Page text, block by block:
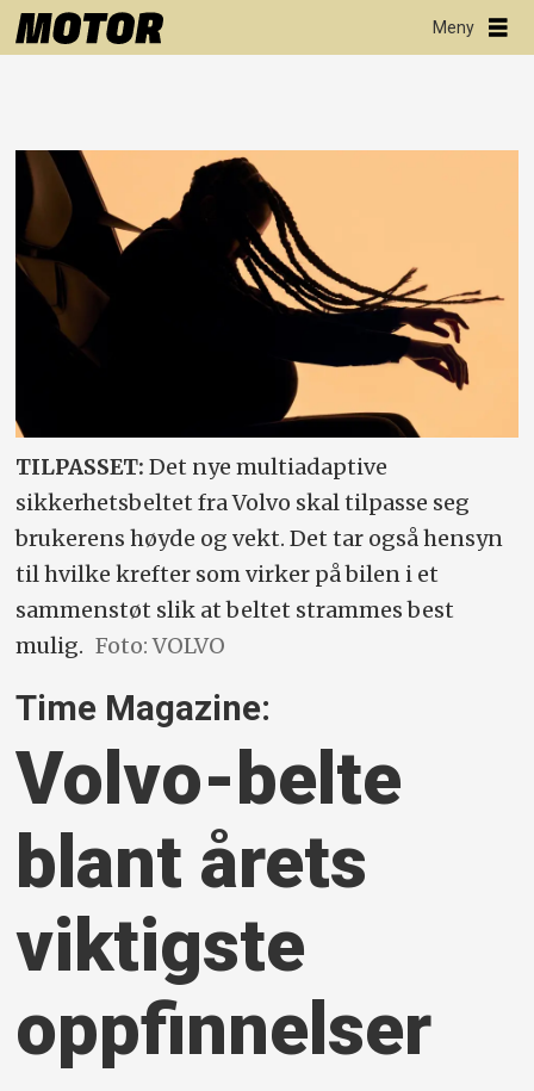
TILPASSET: Det nye multiadaptive
sikkerhetsbeltet fra Volvo skal tilpasse seg
brukerens høyde og vekt. Det tar også hensyn
til hvilke krefter som virker på bilen i et
sammenstøt slik at beltet strammes best
mulig. Foto: VOLVO
Time Magazine:
Volvo-belte
blant årets
viktigste
oppfinnelser